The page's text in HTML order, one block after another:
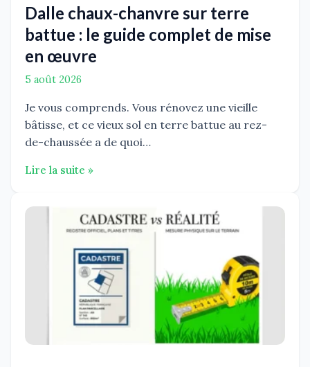
Dalle chaux-chanvre sur terre
battue : le guide complet de mise
en œuvre
5 août 2026
Je vous comprends. Vous rénovez une vieille
bâtisse, et ce vieux sol en terre battue au rez-
de-chaussée a de quoi…
Lire la suite »